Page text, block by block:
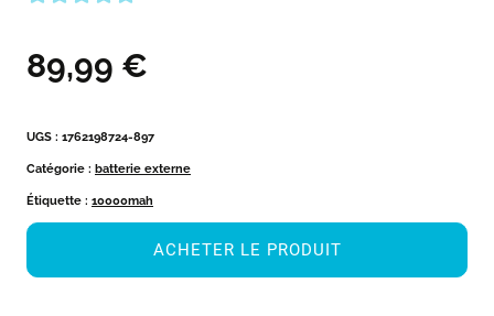
89,99 €
UGS : 1762198724-897
Catégorie : batterie externe
Étiquette : 10000mah
ACHETER LE PRODUIT